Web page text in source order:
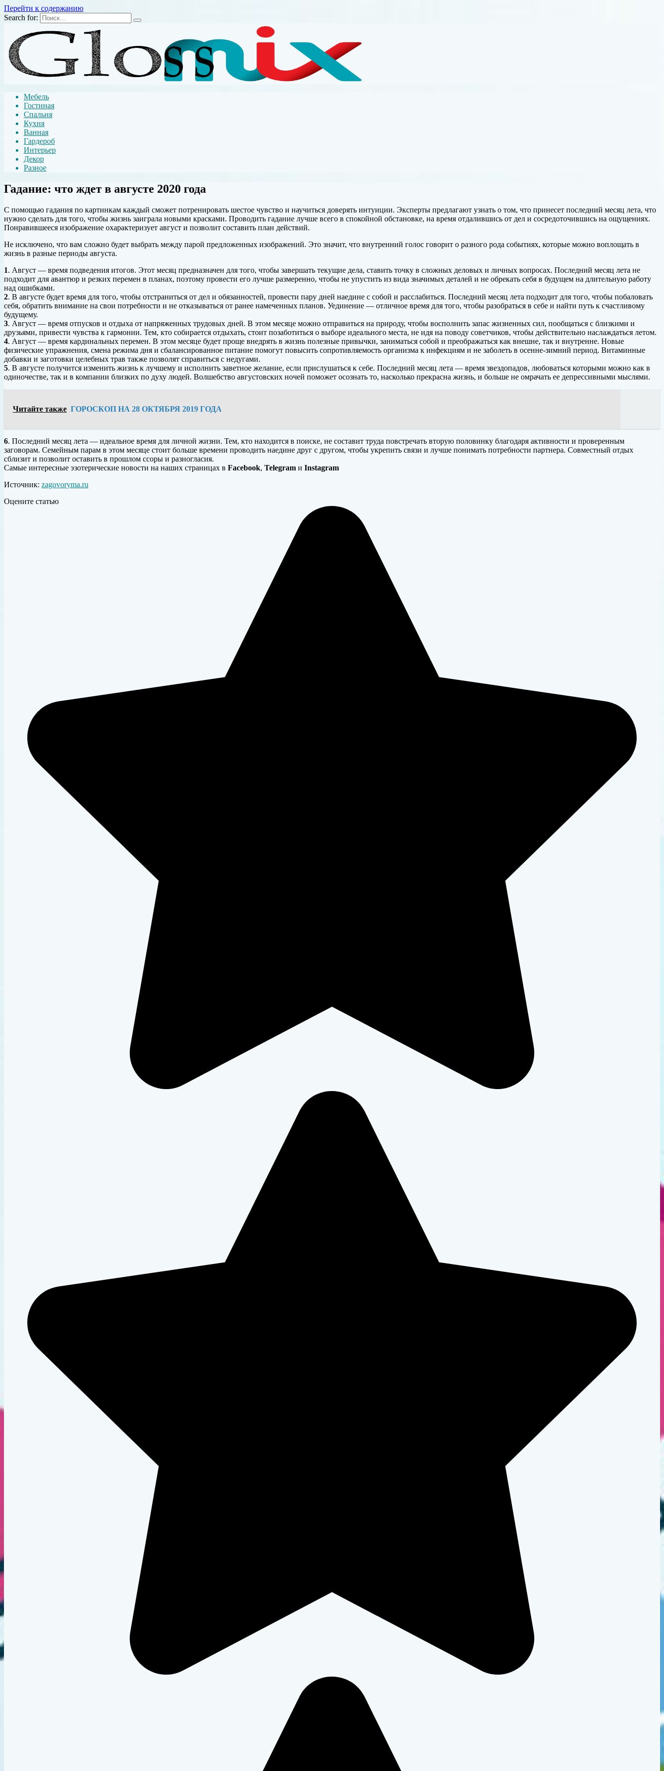
Перейти к содержанию
Search for:
Мебель
Гостиная
Спальня
Кухня
Ванная
Гардероб
Интерьер
Декор
Разное
Гадание: что ждет в августе 2020 года
С помощью гадания по картинкам каждый сможет потренировать шестое чувство и научиться доверять интуиции. Эксперты предлагают узнать о том, что принесет последний месяц лета, что
нужно сделать для того, чтобы жизнь заиграла новыми красками. Проводить гадание лучше всего в спокойной обстановке, на время отдалившись от дел и сосредоточившись на ощущениях.
Понравившееся изображение охарактеризует август и позволит составить план действий.
Не исключено, что вам сложно будет выбрать между парой предложенных изображений. Это значит, что внутренний голос говорит о разного рода событиях, которые можно воплощать в
жизнь в разные периоды августа.
1. Август — время подведения итогов. Этот месяц предназначен для того, чтобы завершать текущие дела, ставить точку в сложных деловых и личных вопросах. Последний месяц лета не
подходит для авантюр и резких перемен в планах, поэтому провести его лучше размеренно, чтобы не упустить из вида значимых деталей и не обрекать себя в будущем на длительную работу
над ошибками.
2. В августе будет время для того, чтобы отстраниться от дел и обязанностей, провести пару дней наедине с собой и расслабиться. Последний месяц лета подходит для того, чтобы побаловать
себя, обратить внимание на свои потребности и не отказываться от ранее намеченных планов. Уединение — отличное время для того, чтобы разобраться в себе и найти путь к счастливому
будущему.
3. Август — время отпусков и отдыха от напряженных трудовых дней. В этом месяце можно отправиться на природу, чтобы восполнить запас жизненных сил, пообщаться с близкими и
друзьями, привести чувства к гармонии. Тем, кто собирается отдыхать, стоит позаботиться о выборе идеального места, не идя на поводу советчиков, чтобы действительно наслаждаться летом.
4. Август — время кардинальных перемен. В этом месяце будет проще внедрять в жизнь полезные привычки, заниматься собой и преображаться как внешне, так и внутренне. Новые
физические упражнения, смена режима дня и сбалансированное питание помогут повысить сопротивляемость организма к инфекциям и не заболеть в осенне-зимний период. Витаминные
добавки и заготовки целебных трав также позволят справиться с недугами.
5. В августе получится изменить жизнь к лучшему и исполнить заветное желание, если прислушаться к себе. Последний месяц лета — время звездопадов, любоваться которыми можно как в
одиночестве, так и в компании близких по духу людей. Волшебство августовских ночей поможет осознать то, насколько прекрасна жизнь, и больше не омрачать ее депрессивными мыслями.
Читайте также ГОРОСКОП НА 28 ОКТЯБРЯ 2019 ГОДА
6. Последний месяц лета — идеальное время для личной жизни. Тем, кто находится в поиске, не составит труда повстречать вторую половинку благодаря активности и проверенным
заговорам. Семейным парам в этом месяце стоит больше времени проводить наедине друг с другом, чтобы укрепить связи и лучше понимать потребности партнера. Совместный отдых
сблизит и позволит оставить в прошлом ссоры и разногласия.
Самые интересные эзотерические новости на наших страницах в Facebook, Telegram и Instagram
Источник: zagovoryma.ru
Оцените статью